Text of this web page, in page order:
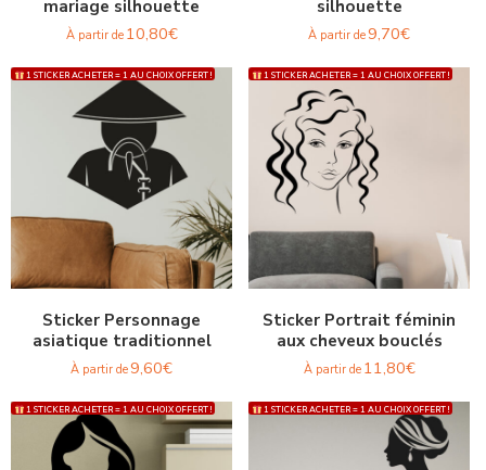
mariage silhouette
À partir de 10,80€
silhouette
À partir de9,70€
1 STICKER ACHETER = 1 AU CHOIX OFFERT !
Sticker Personnage
asiatique traditionnel
À partir de9,60€
1 STICKER ACHETER = 1 AU CHOIX OFFERT !
Sticker Portrait féminin
aux cheveux bouclés
À partir de 11,80€
1 STICKER ACHETER = 1 AU CHOIX OFFERT ! 1 STICKER ACHETER = 1 AU CHOIX OFFERT !